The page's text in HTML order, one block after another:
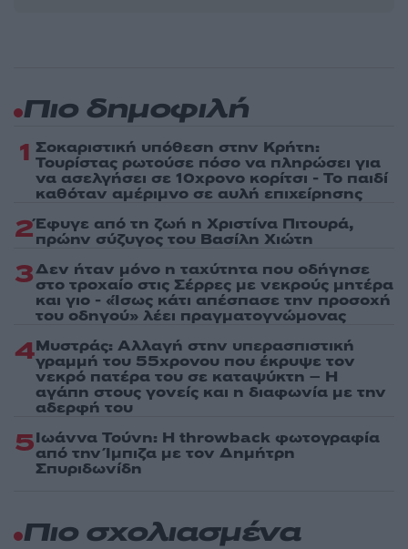
Πιο δημοφιλή
1 Σοκαριστική υπόθεση στην Κρήτη:
Τουρίστας ρωτούσε πόσο να πληρώσει για
να ασελγήσει σε 10χρονο κορίτσι - Το παιδί
καθόταν αμέριμνο σε αυλή επιχείρησης
2Έφυγε από τη ζωή η Χριστίνα Πιτουρά,
πρώην σύζυγος του Βασίλη Χιώτη
3Δεν ήταν μόνο η ταχύτητα που οδήγησε
στο τροχαίο στις Σέρρες με νεκρούς μητέρα
και γιο - «Ίσως κάτι απέσπασε την προσοχή
του οδηγού» λέει πραγματογνώμονας
4Μυστράς: Αλλαγή στην υπερασπιστική
γραμμή του 55χρονου που έκρυψε τον
νεκρό πατέρα του σε καταψύκτη – Η
αγάπη στους γονείς και η διαφωνία με την
αδερφή του
5Ιωάννα Τούνη: Η throwback φωτογραφία
από την Ίμπιζα με τον Δημήτρη
Σπυριδωνίδη
Πιο σχολιασμένα